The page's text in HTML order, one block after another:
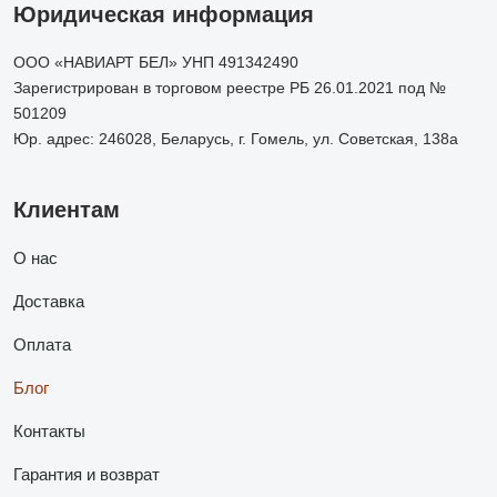
Юридическая информация
ООО «НАВИАРТ БЕЛ» УНП 491342490
Зарегистрирован в торговом реестре РБ 26.01.2021 под №
501209
Юр. адрес: 246028, Беларусь, г. Гомель, ул. Советская, 138а
Клиентам
О нас
Доставка
Оплата
Блог
Контакты
Гарантия и возврат